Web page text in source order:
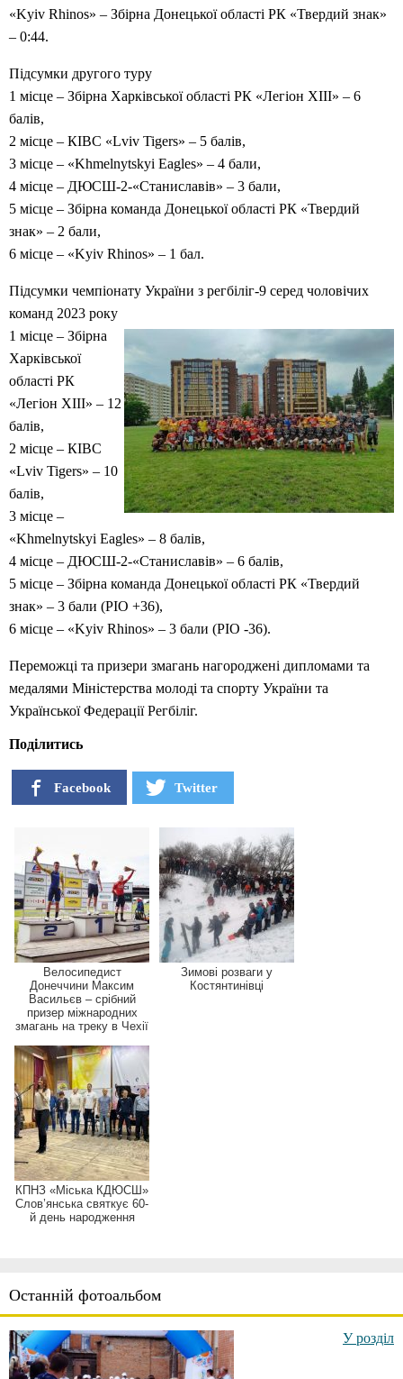
Останній фотоальбом
У розділ
«Kyiv Rhinos» – Збірна Донецької області РК «Твердий знак»
– 0:44.
Підсумки другого туру
1 місце – Збірна Харківської області РК «Легіон XIII» – 6
балів,
2 місце – КІВС «Lviv Tigers» – 5 балів,
3 місце – «Khmelnytskyi Eagles» – 4 бали,
4 місце – ДЮСШ-2-«Станиславів» – 3 бали,
5 місце – Збірна команда Донецької області РК «Твердий
знак» – 2 бали,
6 місце – «Kyiv Rhinos» – 1 бал.
Підсумки чемпіонату України з регбіліг-9 серед чоловічих
команд 2023 року
1 місце – Збірна
Харківської
області РК
«Легіон XIII» – 12
балів,
2 місце – КІВС
«Lviv Tigers» – 10
балів,
3 місце –
«Khmelnytskyi Eagles» – 8 балів,
4 місце – ДЮСШ-2-«Станиславів» – 6 балів,
5 місце – Збірна команда Донецької області РК «Твердий
знак» – 3 бали (РІО +36),
6 місце – «Kyiv Rhinos» – 3 бали (РІО -36).
Переможці та призери змагань нагороджені дипломами та
медалями Міністерства молоді та спорту України та
Української Федерації Регбіліг.
Поділитись
Facebook Twitter
Велосипедист
Донеччини Максим
Васильєв – срібний
призер міжнародних
змагань на треку в Чехії
Зимові розваги у
Костянтинівці
КПНЗ «Міська КДЮСШ»
Слов’янська святкує 60-
й день народження